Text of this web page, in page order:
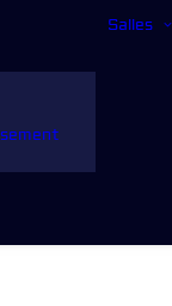
Salles